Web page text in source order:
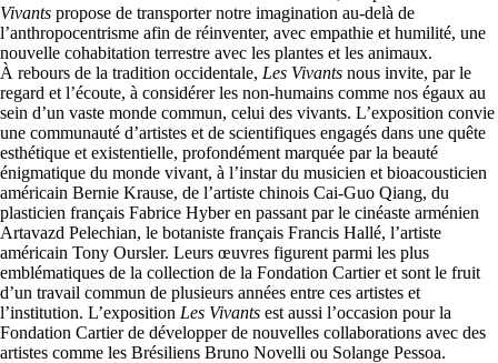
Vivants propose de transporter notre imagination au-delà de
l’anthropocentrisme afin de réinventer, avec empathie et humilité, une
nouvelle cohabitation terrestre avec les plantes et les animaux.
À rebours de la tradition occidentale, Les Vivants nous invite, par le
regard et l’écoute, à considérer les non-humains comme nos égaux au
sein d’un vaste monde commun, celui des vivants. L’exposition convie
une communauté d’artistes et de scientifiques engagés dans une quête
esthétique et existentielle, profondément marquée par la beauté
énigmatique du monde vivant, à l’instar du musicien et bioacousticien
américain Bernie Krause, de l’artiste chinois Cai-Guo Qiang, du
plasticien français Fabrice Hyber en passant par le cinéaste arménien
Artavazd Pelechian, le botaniste français Francis Hallé, l’artiste
américain Tony Oursler. Leurs œuvres figurent parmi les plus
emblématiques de la collection de la Fondation Cartier et sont le fruit
d’un travail commun de plusieurs années entre ces artistes et
l’institution. L’exposition Les Vivants est aussi l’occasion pour la
Fondation Cartier de développer de nouvelles collaborations avec des
artistes comme les Brésiliens Bruno Novelli ou Solange Pessoa.